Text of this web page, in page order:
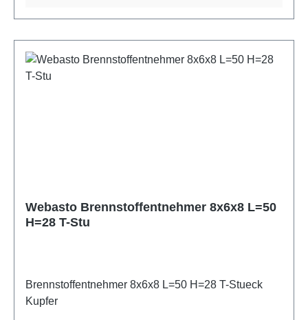
Webasto Brennstoffentnehmer 8x6x8 L=50
H=28 T-Stu
Brennstoffentnehmer 8x6x8 L=50 H=28 T-Stueck
Kupfer